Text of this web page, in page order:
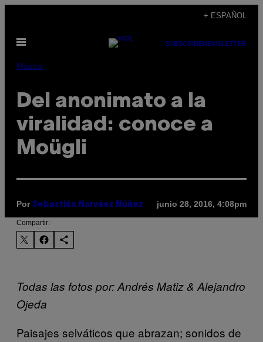
contenido
+ ESPAÑOL
Abrir
SUBSCRIBENEWSLETTER
Música
Del anonimato a la
viralidad: conoce a
Moügli
Por Sebastián Narváez Núñez junio 28, 2016, 4:08pm
Compartir:
Todas las fotos por: Andrés Matiz & Alejandro
Ojeda
Paisajes selváticos que abrazan; sonidos de